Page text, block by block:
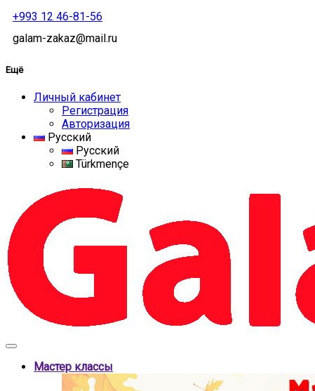
+993 12 46-81-56
galam-zakaz@mail.ru
Ещё
Личный кабинет
Регистрация
Авторизация
Русский
Русский
Türkmençe
Мастер классы